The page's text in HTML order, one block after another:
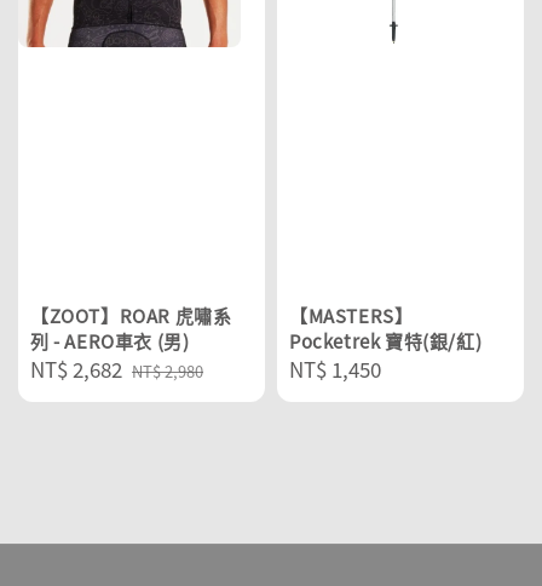
【ZOOT】ROAR 虎嘯系
列 - AERO車衣 (男)
Sale
price
NT$ 2,682 Regular
price
NT$ 2,980
【MASTERS】
Pocketrek 寶特(銀/紅)
Regular
price
NT$ 1,450